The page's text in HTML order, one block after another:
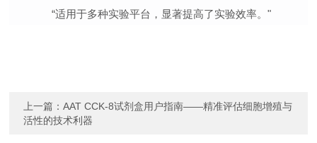
“适用于多种实验平台，显著提高了实验效率。"
上一篇：AAT CCK-8试剂盒用户指南——精准评估细胞增殖与
活性的技术利器